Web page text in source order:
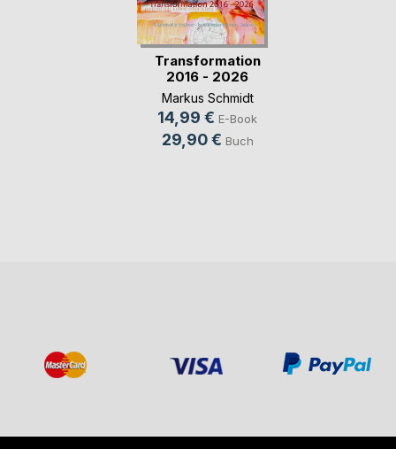
Transformation
2016 - 2026
Markus Schmidt
14,99 € E-Book
29,90 € Buch